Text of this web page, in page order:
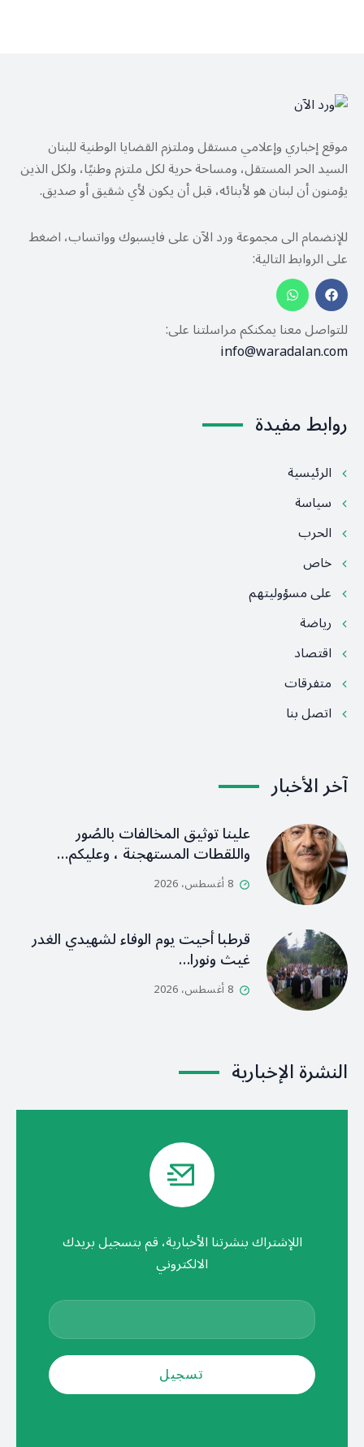
موقع إخباري وإعلامي مستقل وملتزم القضايا الوطنية للبنان
السيد الحر المستقل، ومساحة حرية لكل ملتزم وطنيًا، ولكل الذين
يؤمنون أن لبنان هو لأبنائه، قبل أن يكون لأي شقيق أو صديق.
للإنضمام الى مجموعة ورد الآن على فايسبوك وواتساب، اضغط
على الروابط التالية:
للتواصل معنا يمكنكم مراسلتنا على:
info@waradalan.com
روابط مفيدة
الرئيسية
سياسة
الحرب
خاص
على مسؤوليتهم
رياضة
اقتصاد
متفرقات
اتصل بنا
آخر الأخبار
علينا توثيق المخالفات بالصُور
واللقطات المستهجنة ، وعليكم…
8 أغسطس، 2026
قرطبا أحيت يوم الوفاء لشهيدي الغدر
غيث ونورا…
8 أغسطس، 2026
النشرة الإخبارية
اللإشتراك بنشرتنا الأخبارية، قم بتسجيل بريدك
الالكتروني